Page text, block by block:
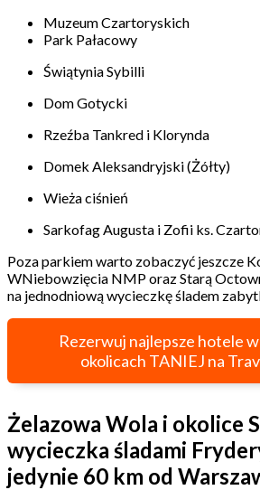
Muzeum Czartoryskich
Park Pałacowy
Świątynia Sybilli
Dom Gotycki
Rzeźba Tankred i Klorynda
Domek Aleksandryjski (Żółty)
Wieża ciśnień
Sarkofag Augusta i Zofii ks.
Poza parkiem warto zobaczyć jeszcze
WNiebowzięcia NMP oraz Starą
na jednodniową wycieczkę śladem
Rezerwuj najlepsze hotele
okolicach TANIEJ na
Żelazowa Wola i okolice
wycieczka śladami
jedynie 60 km od